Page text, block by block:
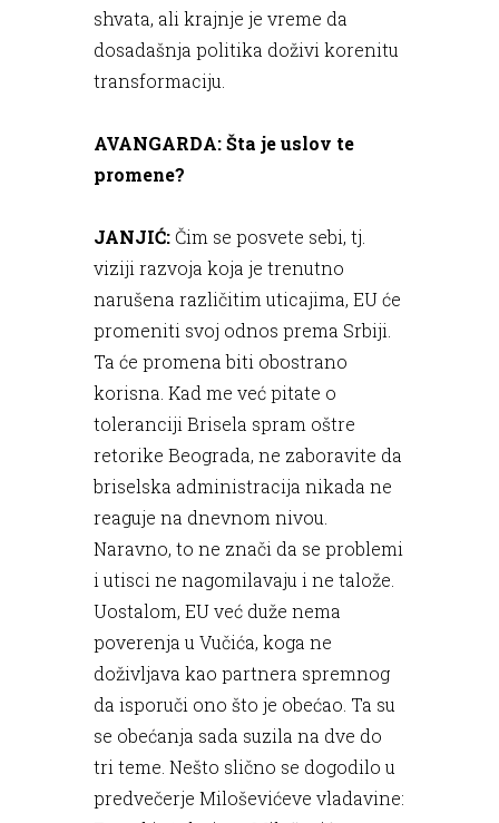
shvata, ali krajnje je vreme da
dosadašnja politika doživi korenitu
transformaciju.
AVANGARDA: Šta je uslov te
promene?
JANJIĆ:Čim se posvete sebi, tj.
viziji razvoja koja je trenutno
narušena različitim uticajima, EU će
promeniti svoj odnos prema Srbiji.
Ta će promena biti obostrano
korisna. Kad me već pitate o
toleranciji Brisela spram oštre
retorike Beograda, ne zaboravite da
briselska administracija nikada ne
reaguje na dnevnom nivou.
Naravno, to ne znači da se problemi
i utisci ne nagomilavaju i ne talože.
Uostalom, EU već duže nema
poverenja u Vučića, koga ne
doživljava kao partnera spremnog
da isporuči ono što je obećao. Ta su
se obećanja sada suzila na dve do
tri teme. Nešto slično se dogodilo u
predvečerje Miloševićeve vladavine: